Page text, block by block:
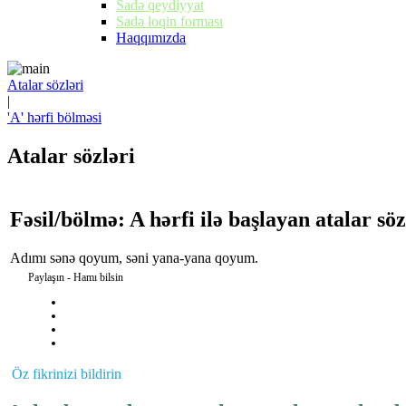
Sadə qeydiyyat
Sadə loqin forması
Haqqımızda
Atalar sözləri
|
'A' hərfi bölməsi
Atalar sözləri
Fəsil/bölmə: A hərfi ilə başlayan atalar
Adımı sənə qoyum, səni yana-yana qoyum.
Paylaşın - Hamı bilsin
Öz fikrinizi bildirin